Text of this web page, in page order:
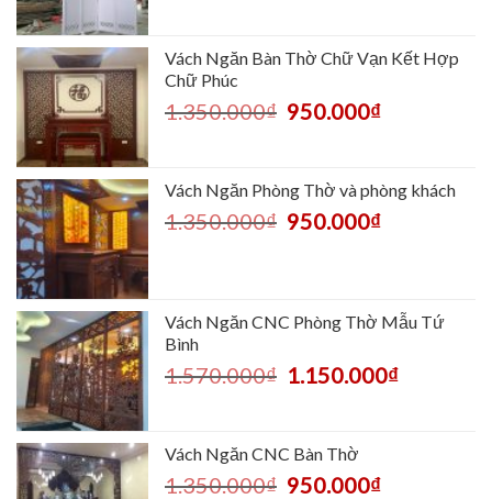
Vách Ngăn Bàn Thờ Chữ Vạn Kết Hợp
Chữ Phúc
1.350.000₫ 950.000₫
Vách Ngăn Phòng Thờ và phòng khách
1.350.000₫ 950.000₫
Vách Ngăn CNC Phòng Thờ Mẫu Tứ
Bình
1.570.000₫ 1.150.000₫
Vách Ngăn CNC Bàn Thờ
1.350.000₫ 950.000₫